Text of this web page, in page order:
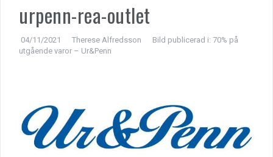
urpenn-rea-outlet
04/11/2021 Therese Alfredsson Bild publicerad i: 70% på
utgående varor – Ur&Penn